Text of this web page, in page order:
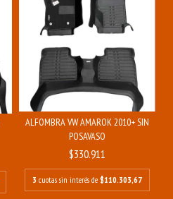
ALFOMBRA VW AMAROK 2010+ SIN
POSAVASO
$330.911
3 cuotas sin interés de $110.303,67